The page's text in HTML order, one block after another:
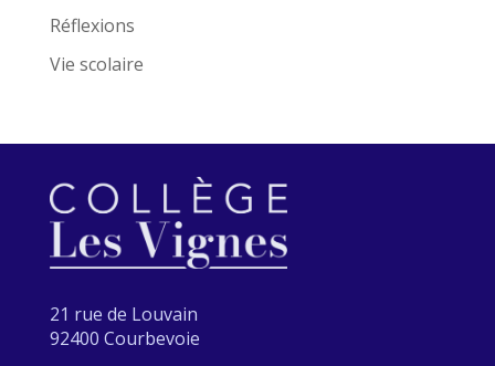
Réflexions
Vie scolaire
21 rue de Louvain
92400 Courbevoie